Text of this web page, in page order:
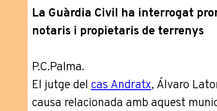
La Guàrdia Civil ha interrogat
notaris i propietaris de terrenys
P.C.Palma.
El jutge delcas Andratx, Álvaro
causa relacionada amb aquest